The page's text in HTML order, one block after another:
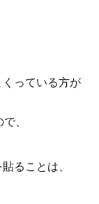
っている方が
、
ることは、